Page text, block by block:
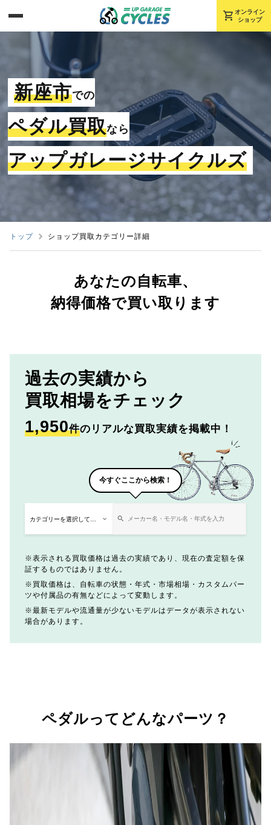
shopping_cart オンライン
ショップ
新座市での
ペダル買取なら
アップガレージサイクルズ
トップ ショップ買取カテゴリー詳細
あなたの自転車、
納得価格で買い取ります
過去の実績から
買取相場をチェック
1,950件のリアルな買取実績を掲載中！
今すぐここから検索！
表示される買取価格は過去の実績であり、現在の査定額を保
証するものではありません。
買取価格は、自転車の状態・年式・市場相場・カスタムパー
ツや付属品の有無などによって変動します。
最新モデルや流通量が少ないモデルはデータが表示されない
場合があります。
ペダルってどんなパーツ？